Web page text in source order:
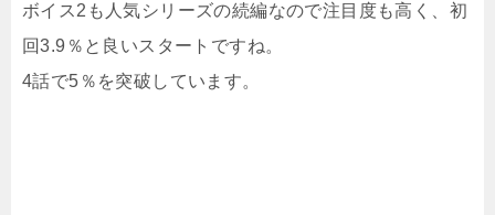
ボイス2も人気シリーズの続編なので注目度も高く、初
回3.9％と良いスタートですね。
4話で5％を突破しています。